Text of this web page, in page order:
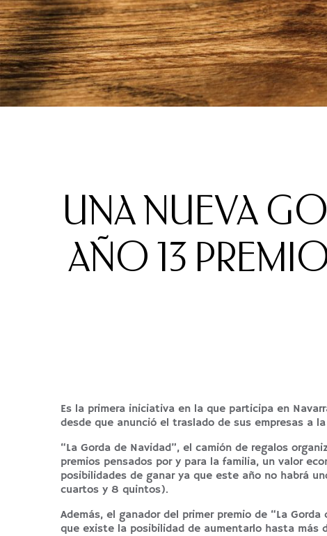
UNA NUEVA
AÑO 13
Es la primera iniciativa en la que participa en
desde que anunció el traslado de sus empresas a
“La Gorda de Navidad”, el camión de regalos
premios pensados por y para la familia, un valor
posibilidades de ganar ya que este año no habrá
cuartos y 8 quintos).
Además, el ganador del primer premio de “La
que existe la posibilidad de aumentarlo hasta más